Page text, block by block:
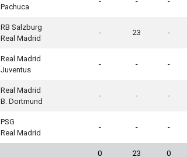
Pachuca
RB Salzburg
Real Madrid
- 23 -
Real Madrid
Juventus
- - -
Real Madrid
B. Dortmund
- - -
PSG
Real Madrid
- - -
0 23 0